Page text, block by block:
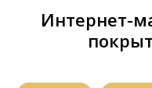
Интернет-